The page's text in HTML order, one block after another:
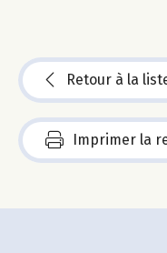
Retour à la
Imprimer la